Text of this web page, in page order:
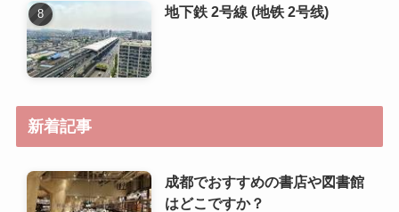
地下鉄 2号線 (地铁 2号线)
新着記事
成都でおすすめの書店や図書館
はどこですか？